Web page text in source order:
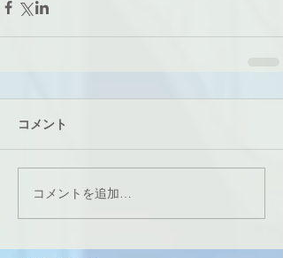
コメント
コメントを追加…